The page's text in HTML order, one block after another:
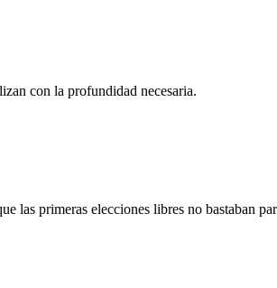
con la profundidad necesaria.
las primeras elecciones libres no bastaban